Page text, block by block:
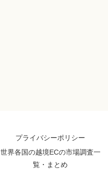
プライバシーポリシー
世界各国の越境ECの市場調査一
覧・まとめ